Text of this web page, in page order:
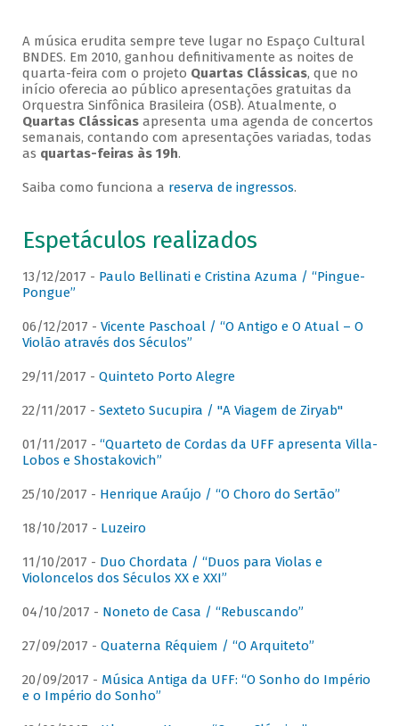
A música erudita sempre teve lugar no Espaço Cultural
BNDES. Em 2010, ganhou definitivamente as noites de
quarta-feira com o projeto Quartas Clássicas, que no
início oferecia ao público apresentações gratuitas da
Orquestra Sinfônica Brasileira (OSB). Atualmente, o
Quartas Clássicasapresenta uma agenda de concertos
semanais, contando com apresentações variadas, todas
as quartas-feiras às 19h.
Saiba como funciona a reserva de ingressos.
Espetáculos realizados
13/12/2017 - Paulo Bellinati e Cristina Azuma / “Pingue-
Pongue”
06/12/2017 - Vicente Paschoal / “O Antigo e O Atual – O
Violão através dos Séculos”
29/11/2017 - Quinteto Porto Alegre
22/11/2017 - Sexteto Sucupira / "A Viagem de Ziryab"
01/11/2017 - “Quarteto de Cordas da UFF apresenta Villa-
Lobos e Shostakovich”
25/10/2017 - Henrique Araújo / “O Choro do Sertão”
18/10/2017 - Luzeiro
11/10/2017 - Duo Chordata / “Duos para Violas e
Violoncelos dos Séculos XX e XXI”
04/10/2017 - Noneto de Casa / “Rebuscando”
27/09/2017 - Quaterna Réquiem / “O Arquiteto”
20/09/2017 - Música Antiga da UFF: “O Sonho do Império
e o Império do Sonho”